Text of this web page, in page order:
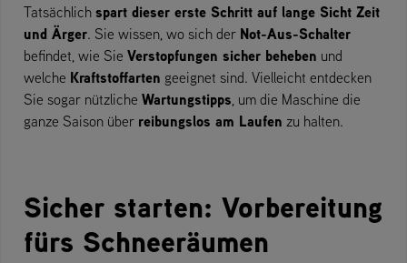
Tatsächlich spart dieser erste Schritt auf lange Sicht Zeit
und Ärger. Sie wissen, wo sich der Not-Aus-Schalter
befindet, wie Sie Verstopfungen sicher beheben und
welche Kraftstoffarten geeignet sind. Vielleicht entdecken
Sie sogar nützliche Wartungstipps , um die Maschine die
ganze Saison über reibungslos am Laufen zu halten.
Sicher starten: Vorbereitung
fürs Schneeräumen